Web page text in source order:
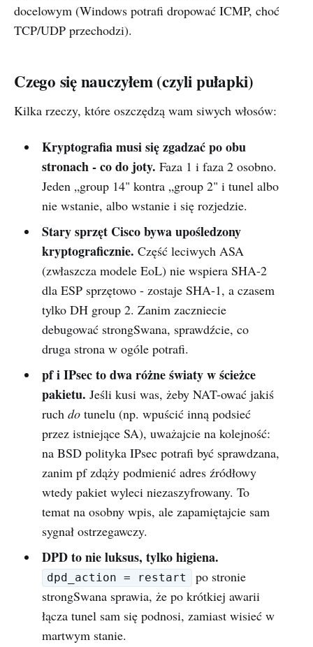
docelowym (Windows potrafi dropować ICMP, choć
TCP/UDP przechodzi).
Czego się nauczyłem (czyli pułapki)
Kilka rzeczy, które oszczędzą wam siwych włosów:
Kryptografia musi się zgadzać po obu
stronach - co do joty. Faza 1 i faza 2 osobno.
Jeden „group 14" kontra „group 2" i tunel albo
nie wstanie, albo wstanie i się rozjedzie.
Stary sprzęt Cisco bywa upośledzony
kryptograficznie. Część leciwych ASA
(zwłaszcza modele EoL) nie wspiera SHA-2
dla ESP sprzętowo - zostaje SHA-1, a czasem
tylko DH group 2. Zanim zaczniecie
debugować strongSwana, sprawdźcie, co
druga strona w ogóle potrafi.
pf i IPsec to dwa różne światy w ścieżce
pakietu. Jeśli kusi was, żeby NAT-ować jakiś
ruch dotunelu (np. wpuścić inną podsieć
przez istniejące SA), uważajcie na kolejność:
na BSD polityka IPsec potrafi być sprawdzana,
zanim pf zdąży podmienić adres źródłowy
wtedy pakiet wyleci niezaszyfrowany. To
temat na osobny wpis, ale zapamiętajcie sam
sygnał ostrzegawczy.
DPD to nie luksus, tylko higiena.
dpd_action = restart
po stronie
strongSwana sprawia, że po krótkiej awarii
łącza tunel sam się podnosi, zamiast wisieć w
martwym stanie.